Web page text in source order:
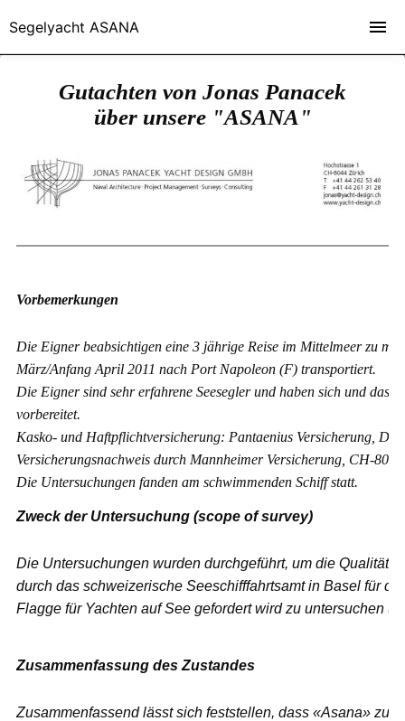
Gutachten von Jonas Panacek
über unsere "ASANA"
Vorbemerkungen
Die Eigner beabsichtigen eine 3 jährige Reise im Mittelmeer zu
März/Anfang April 2011 nach Port Napoleon (F) transportiert.
Die Eigner sind sehr erfahrene Seesegler und haben sich und das
vorbereitet.
Kasko- und Haftpflichtversicherung: Pantaenius Versicherung, D-
Versicherungsnachweis durch Mannheimer Versicherung, CH-
Die Untersuchungen fanden am schwimmenden Schiff statt.
Zweck der Untersuchung (scope of survey)
Die Untersuchungen wurden durchgeführt, um die Qualität
durch das schweizerische Seeschifffahrtsamt in Basel für
Flagge für Yachten auf See gefordert wird zu untersuchen
Zusammenfassung des Zustandes
Zusammenfassend lässt sich feststellen, dass «Asana»
Segelyacht ASANA